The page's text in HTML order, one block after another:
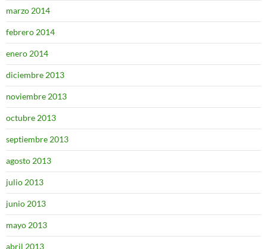
marzo 2014
febrero 2014
enero 2014
diciembre 2013
noviembre 2013
octubre 2013
septiembre 2013
agosto 2013
julio 2013
junio 2013
mayo 2013
abril 2013